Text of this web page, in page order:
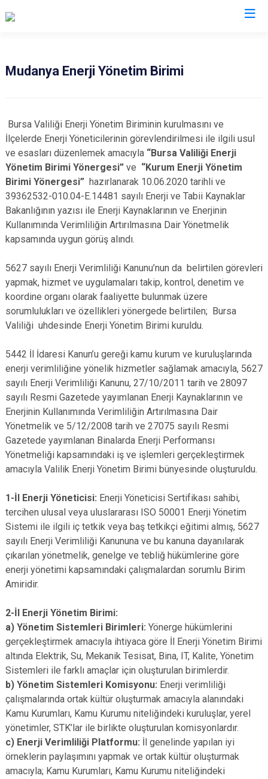
Gürsu
Harmancık
İnegöl
İznik
Karacabey
Keles
Kestel
Nilüfer
Orhaneli
Orhangazi
Osmangazi
Yenişehir
Yıldırım
Mudanya Enerji Yönetim Birimi
Bursa Valiliği Enerji Yönetim Biriminin kurulmasını ve
İlçelerde Enerji Yöneticilerinin görevlendirilmesi ile ilgili usul
ve esasları düzenlemek amacıyla “Bursa Valiliği Enerji
Yönetim Birimi Yönergesi” ve “Kurum Enerji Yönetim
Birimi Yönergesi” hazırlanarak 10.06.2020 tarihli ve
39362532-010.04-E.14481 sayılı Enerji ve Tabii Kaynaklar
Bakanlığının yazısı ile Enerji Kaynaklarının ve Enerjinin
Kullanımında Verimliliğin Artırılmasına Dair Yönetmelik
kapsamında uygun görüş alındı.
5627 sayılı Enerji Verimliliği Kanunu’nun da belirtilen görevleri
yapmak, hizmet ve uygulamaları takip, kontrol, denetim ve
koordine organı olarak faaliyette bulunmak üzere
sorumlulukları ve özellikleri yönergede belirtilen; Bursa
Valiliği uhdesinde Enerji Yönetim Birimi kuruldu.
5442 İl İdaresi Kanun’u gereği kamu kurum ve kuruluşlarında
enerji verimliliğine yönelik hizmetler sağlamak amacıyla, 5627
sayılı Enerji Verimliliği Kanunu, 27/10/2011 tarih ve 28097
sayılı Resmi Gazetede yayımlanan Enerji Kaynaklarının ve
Enerjinin Kullanımında Verimliliğin Artırılmasına Dair
Yönetmelik ve 5/12/2008 tarih ve 27075 sayılı Resmi
Gazetede yayımlanan Binalarda Enerji Performansı
Yönetmeliği kapsamındaki iş ve işlemleri gerçekleştirmek
amacıyla Valilik Enerji Yönetim Birimi bünyesinde oluşturuldu.
1-İl Enerji Yöneticisi: Enerji Yöneticisi Sertifikası sahibi,
tercihen ulusal veya uluslararası ISO 50001 Enerji Yönetim
Sistemi ile ilgili iç tetkik veya baş tetkikçi eğitimi almış, 5627
sayılı Enerji Verimliliği Kanununa ve bu kanuna dayanılarak
çıkarılan yönetmelik, genelge ve tebliğ hükümlerine göre
enerji yönetimi kapsamındaki çalışmalardan sorumlu Birim
Amiridir.
2-İl Enerji Yönetim Birimi:
a) Yönetim Sistemleri Birimleri: Yönerge hükümlerini
gerçekleştirmek amacıyla ihtiyaca göre İl Enerji Yönetim Birimi
altında Elektrik, Su, Mekanik Tesisat, Bina, IT, Kalite, Yönetim
Sistemleri ile farklı amaçlar için oluşturulan birimlerdir.
b) Yönetim Sistemleri Komisyonu: Enerji verimliliği
çalışmalarında ortak kültür oluşturmak amacıyla alanındaki
Kamu Kurumları, Kamu Kurumu niteliğindeki kuruluşlar, yerel
yönetimler, STK’lar ile birlikte oluşturulan komisyonlardır.
c) Enerji Verimliliği Platformu: İl genelinde yapılan iyi
örneklerin paylaşımını yapmak ve ortak kültür oluşturmak
amacıyla; Kamu Kurumları, Kamu Kurumu niteliğindeki